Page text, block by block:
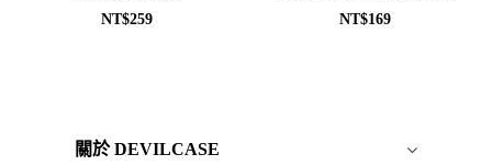
NT$259 NT$169
關於 DEVILCASE